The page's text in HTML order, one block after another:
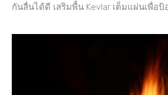
กันลื่นได้ดี เสริมพื้น Kevlar เต็มแผ่นเพื่อป้